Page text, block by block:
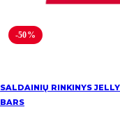
-50%
SALDAINIŲ RINKINYS
BARS